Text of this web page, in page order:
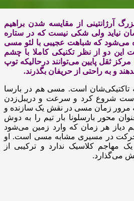
آرژانتینی از مقایسه شدن براهیم
نیاید ولی شکی نیست که در ستاره
می‌شود که شباهت عجیبی با لئو ‏مسی
این دو از نظر تکنیکی کاملا با ‏چشم
مرکز ثقل پایین می‌توانند ‏درحالیکه توپ
و به راحتی از ‏حریفان بگذرند.
تاکتیکی‌شان است. مسی هم در ‏بارسا
راست شروع کرد و سرعت و دریبل‌زدن
مرور زمان مسی در نقش یک سازنده ‏و
محور بارسلونا بار تیم را به دوش
دیاز هر زمان که وارد زمین می‌شود
در مسیری مشابه مسی است. او
مهاجم کلاسیک ندارد و ترکیبی از
می‌گذارد.